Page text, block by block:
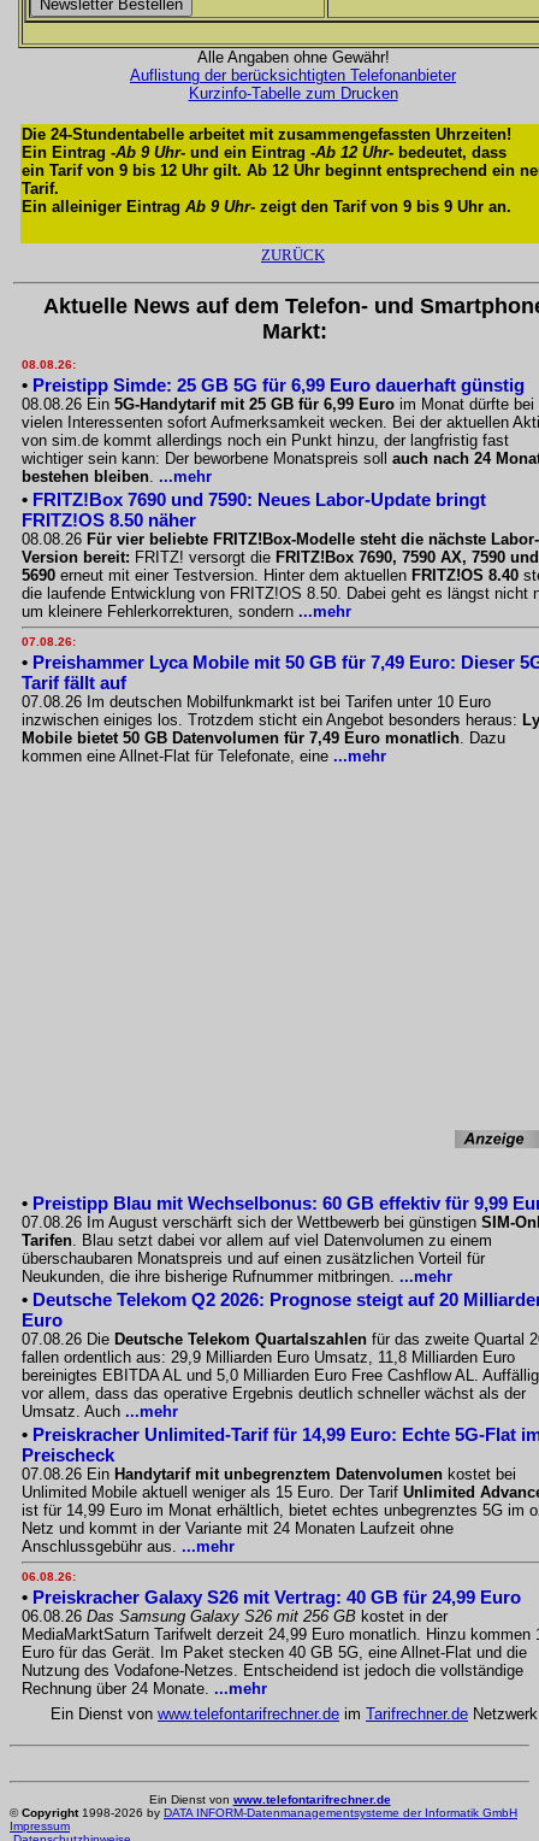
Alle Angaben ohne Gewähr!
Auflistung der berücksichtigten Telefonanbieter
Kurzinfo-Tabelle zum Drucken
Die 24-Stundentabelle arbeitet mit zusammengefassten Uhrzeiten!
Ein Eintrag -Ab 9 Uhr- und ein Eintrag -Ab 12 Uhr- bedeutet, dass
ein Tarif von 9 bis 12 Uhr gilt. Ab 12 Uhr beginnt entsprechend ein
Tarif.
Ein alleiniger Eintrag Ab 9 Uhr- zeigt den Tarif von 9 bis 9 Uhr an.
ZURÜCK
Aktuelle News auf dem Telefon- und
Markt:
08.08.26:
• Preistipp Simde: 25 GB 5G für 6,99 Euro dauerhaft günstig
08.08.26 Ein 5G-Handytarif mit 25 GB für 6,99 Euro im Monat dürfte bei
vielen Interessenten sofort Aufmerksamkeit wecken. Bei der aktuellen
von sim.de kommt allerdings noch ein Punkt hinzu, der langfristig fast
wichtiger sein kann: Der beworbene Monatspreis soll auch nach 24
bestehen bleiben. ...mehr
• FRITZ!Box 7690 und 7590: Neues Labor-Update bringt
FRITZ!OS 8.50 näher
08.08.26 Für vier beliebte FRITZ!Box-Modelle steht die nächste Labor-
Version bereit: FRITZ! versorgt die FRITZ!Box 7690, 7590 AX, 7590 und
5690 erneut mit einer Testversion. Hinter dem aktuellen FRITZ!OS 8.40
die laufende Entwicklung von FRITZ!OS 8.50. Dabei geht es längst nicht
um kleinere Fehlerkorrekturen, sondern ...mehr
07.08.26:
• Preishammer Lyca Mobile mit 50 GB für 7,49 Euro: Dieser
Tarif fällt auf
07.08.26 Im deutschen Mobilfunkmarkt ist bei Tarifen unter 10 Euro
inzwischen einiges los. Trotzdem sticht ein Angebot besonders heraus:
Mobile bietet 50 GB Datenvolumen für 7,49 Euro monatlich. Dazu
kommen eine Allnet-Flat für Telefonate, eine ...mehr
• Preistipp Blau mit Wechselbonus: 60 GB effektiv für 9,99
07.08.26 Im August verschärft sich der Wettbewerb bei günstigen SIM-
Tarifen. Blau setzt dabei vor allem auf viel Datenvolumen zu einem
überschaubaren Monatspreis und auf einen zusätzlichen Vorteil für
Neukunden, die ihre bisherige Rufnummer mitbringen. ...mehr
• Deutsche Telekom Q2 2026: Prognose steigt auf 20
Euro
07.08.26 Die Deutsche Telekom Quartalszahlen für das zweite Quartal
fallen ordentlich aus: 29,9 Milliarden Euro Umsatz, 11,8 Milliarden Euro
bereinigtes EBITDA AL und 5,0 Milliarden Euro Free Cashflow AL.
vor allem, dass das operative Ergebnis deutlich schneller wächst als der
Umsatz. Auch ...mehr
• Preiskracher Unlimited-Tarif für 14,99 Euro: Echte 5G-Flat
Preischeck
07.08.26 Ein Handytarif mit unbegrenztem Datenvolumen kostet bei
Unlimited Mobile aktuell weniger als 15 Euro. Der Tarif Unlimited
ist für 14,99 Euro im Monat erhältlich, bietet echtes unbegrenztes 5G im
Netz und kommt in der Variante mit 24 Monaten Laufzeit ohne
Anschlussgebühr aus. ...mehr
06.08.26:
• Preiskracher Galaxy S26 mit Vertrag: 40 GB für 24,99 Euro
06.08.26 Das Samsung Galaxy S26 mit 256 GB kostet in der
MediaMarktSaturn Tarifwelt derzeit 24,99 Euro monatlich. Hinzu kommen
Euro für das Gerät. Im Paket stecken 40 GB 5G, eine Allnet-Flat und die
Nutzung des Vodafone-Netzes. Entscheidend ist jedoch die vollständige
Rechnung über 24 Monate. ...mehr
Ein Dienst von www.telefontarifrechner.de im Tarifrechner.de Netzwerk
Ein Dienst von www.telefontarifrechner.de
©Copyright1998-2026 by DATA INFORM-Datenmanagementsysteme der Informatik GmbH
Impressum